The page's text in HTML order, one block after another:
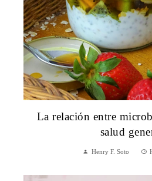
La relación entre
salud
Henry F. Soto